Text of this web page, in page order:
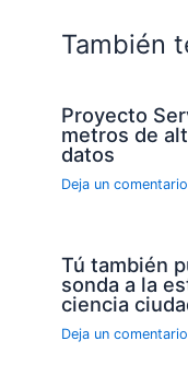
También
Proyecto
metros de
datos
Deja un comentario
Tú también
sonda a la
ciencia
Deja un comentario